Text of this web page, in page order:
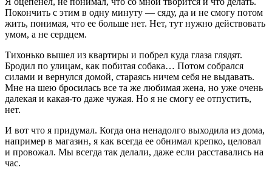
Покончить с этим в одну минуту — сяду, да и не смогу потом
жить, понимая, что ее больше нет. Нет, тут нужно действовать
умом, а не сердцем.
Тихонько вышел из квартиры и побрел куда глаза глядят.
Бродил по улицам, как побитая собака… Потом собрался
силами и вернулся домой, стараясь ничем себя не выдавать.
Мне на шею бросилась все та же любимая жена, но уже очень
далекая и какая-то даже чужая. Но я не смогу ее отпустить,
нет.
И вот что я придумал. Когда она ненадолго выходила из дома,
например в магазин, я как всегда ее обнимал крепко, целовал
и провожал. Мы всегда так делали, даже если расставались на
час.